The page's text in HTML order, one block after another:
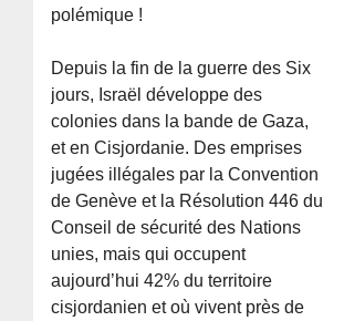
polémique !
Depuis la fin de la guerre des Six
jours, Israël développe des
colonies dans la bande de Gaza,
et en Cisjordanie. Des emprises
jugées illégales par la Convention
de Genève et la Résolution 446 du
Conseil de sécurité des Nations
unies, mais qui occupent
aujourd’hui 42% du territoire
cisjordanien et où vivent près de